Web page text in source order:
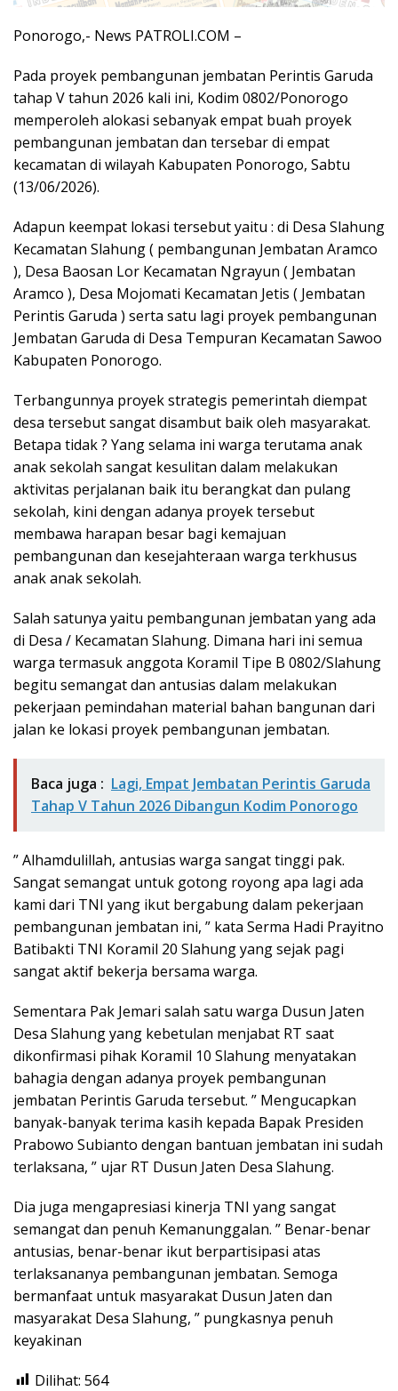
Ponorogo,- News PATROLI.COM –
Pada proyek pembangunan jembatan Perintis Garuda
tahap V tahun 2026 kali ini, Kodim 0802/Ponorogo
memperoleh alokasi sebanyak empat buah proyek
pembangunan jembatan dan tersebar di empat
kecamatan di wilayah Kabupaten Ponorogo, Sabtu
(13/06/2026).
Adapun keempat lokasi tersebut yaitu : di Desa Slahung
Kecamatan Slahung ( pembangunan Jembatan Aramco
), Desa Baosan Lor Kecamatan Ngrayun ( Jembatan
Aramco ), Desa Mojomati Kecamatan Jetis ( Jembatan
Perintis Garuda ) serta satu lagi proyek pembangunan
Jembatan Garuda di Desa Tempuran Kecamatan Sawoo
Kabupaten Ponorogo.
Terbangunnya proyek strategis pemerintah diempat
desa tersebut sangat disambut baik oleh masyarakat.
Betapa tidak ? Yang selama ini warga terutama anak
anak sekolah sangat kesulitan dalam melakukan
aktivitas perjalanan baik itu berangkat dan pulang
sekolah, kini dengan adanya proyek tersebut
membawa harapan besar bagi kemajuan
pembangunan dan kesejahteraan warga terkhusus
anak anak sekolah.
Salah satunya yaitu pembangunan jembatan yang ada
di Desa / Kecamatan Slahung. Dimana hari ini semua
warga termasuk anggota Koramil Tipe B 0802/Slahung
begitu semangat dan antusias dalam melakukan
pekerjaan pemindahan material bahan bangunan dari
jalan ke lokasi proyek pembangunan jembatan.
Baca juga : Lagi, Empat Jembatan Perintis Garuda
Tahap V Tahun 2026 Dibangun Kodim Ponorogo
” Alhamdulillah, antusias warga sangat tinggi pak.
Sangat semangat untuk gotong royong apa lagi ada
kami dari TNI yang ikut bergabung dalam pekerjaan
pembangunan jembatan ini, ” kata Serma Hadi Prayitno
Batibakti TNI Koramil 20 Slahung yang sejak pagi
sangat aktif bekerja bersama warga.
Sementara Pak Jemari salah satu warga Dusun Jaten
Desa Slahung yang kebetulan menjabat RT saat
dikonfirmasi pihak Koramil 10 Slahung menyatakan
bahagia dengan adanya proyek pembangunan
jembatan Perintis Garuda tersebut. ” Mengucapkan
banyak-banyak terima kasih kepada Bapak Presiden
Prabowo Subianto dengan bantuan jembatan ini sudah
terlaksana, ” ujar RT Dusun Jaten Desa Slahung.
Dia juga mengapresiasi kinerja TNI yang sangat
semangat dan penuh Kemanunggalan. ” Benar-benar
antusias, benar-benar ikut berpartisipasi atas
terlaksananya pembangunan jembatan. Semoga
bermanfaat untuk masyarakat Dusun Jaten dan
masyarakat Desa Slahung, ” pungkasnya penuh
keyakinan
Dilihat: 564